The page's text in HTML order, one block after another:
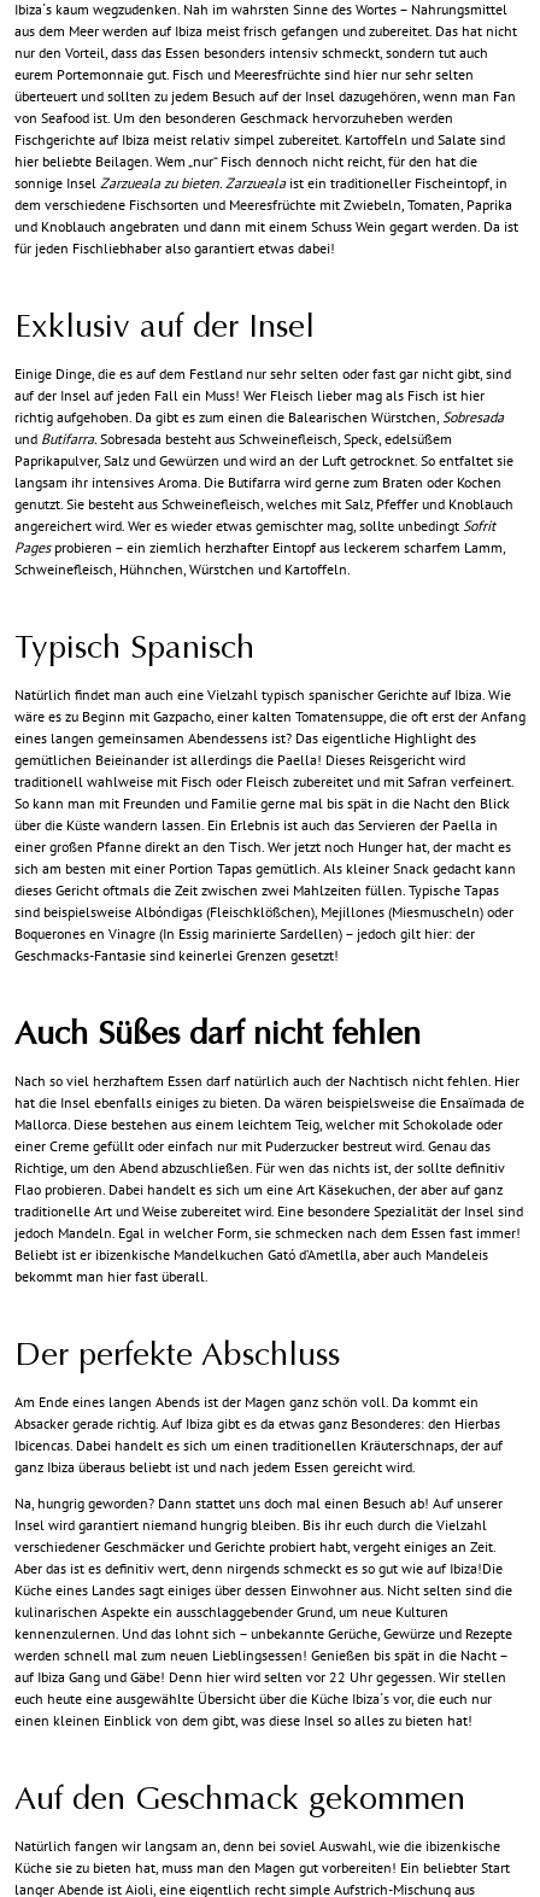
Ibiza´s kaum wegzudenken. Nah im wahrsten Sinne des Wortes – Nahrungsmittel
aus dem Meer werden auf Ibiza meist frisch gefangen und zubereitet. Das hat nicht
nur den Vorteil, dass das Essen besonders intensiv schmeckt, sondern tut auch
eurem Portemonnaie gut. Fisch und Meeresfrüchte sind hier nur sehr selten
überteuert und sollten zu jedem Besuch auf der Insel dazugehören, wenn man Fan
von Seafood ist. Um den besonderen Geschmack hervorzuheben werden
Fischgerichte auf Ibiza meist relativ simpel zubereitet. Kartoffeln und Salate sind
hier beliebte Beilagen. Wem „nur“ Fisch dennoch nicht reicht, für den hat die
sonnige Insel Zarzueala zu bieten. Zarzueala ist ein traditioneller Fischeintopf, in
dem verschiedene Fischsorten und Meeresfrüchte mit Zwiebeln, Tomaten, Paprika
und Knoblauch angebraten und dann mit einem Schuss Wein gegart werden. Da ist
für jeden Fischliebhaber also garantiert etwas dabei!
Exklusiv auf der Insel
Einige Dinge, die es auf dem Festland nur sehr selten oder fast gar nicht gibt, sind
auf der Insel auf jeden Fall ein Muss! Wer Fleisch lieber mag als Fisch ist hier
richtig aufgehoben. Da gibt es zum einen die Balearischen Würstchen, Sobresada
und Butifarra. Sobresada besteht aus Schweinefleisch, Speck, edelsüßem
Paprikapulver, Salz und Gewürzen und wird an der Luft getrocknet. So entfaltet sie
langsam ihr intensives Aroma. Die Butifarra wird gerne zum Braten oder Kochen
genutzt. Sie besteht aus Schweinefleisch, welches mit Salz, Pfeffer und Knoblauch
angereichert wird. Wer es wieder etwas gemischter mag, sollte unbedingt Sofrit
Pages probieren – ein ziemlich herzhafter Eintopf aus leckerem scharfem Lamm,
Schweinefleisch, Hühnchen, Würstchen und Kartoffeln.
Typisch Spanisch
Natürlich findet man auch eine Vielzahl typisch spanischer Gerichte auf Ibiza. Wie
wäre es zu Beginn mit Gazpacho, einer kalten Tomatensuppe, die oft erst der Anfang
eines langen gemeinsamen Abendessens ist? Das eigentliche Highlight des
gemütlichen Beieinander ist allerdings die Paella! Dieses Reisgericht wird
traditionell wahlweise mit Fisch oder Fleisch zubereitet und mit Safran verfeinert.
So kann man mit Freunden und Familie gerne mal bis spät in die Nacht den Blick
über die Küste wandern lassen. Ein Erlebnis ist auch das Servieren der Paella in
einer großen Pfanne direkt an den Tisch. Wer jetzt noch Hunger hat, der macht es
sich am besten mit einer Portion Tapas gemütlich. Als kleiner Snack gedacht kann
dieses Gericht oftmals die Zeit zwischen zwei Mahlzeiten füllen. Typische Tapas
sind beispielsweise Albóndigas (Fleischklößchen), Mejillones (Miesmuscheln) oder
Boquerones en Vinagre (In Essig marinierte Sardellen) – jedoch gilt hier: der
Geschmacks-Fantasie sind keinerlei Grenzen gesetzt!
Auch Süßes darf nicht fehlen
Nach so viel herzhaftem Essen darf natürlich auch der Nachtisch nicht fehlen. Hier
hat die Insel ebenfalls einiges zu bieten. Da wären beispielsweise die Ensaïmada de
Mallorca. Diese bestehen aus einem leichtem Teig, welcher mit Schokolade oder
einer Creme gefüllt oder einfach nur mit Puderzucker bestreut wird. Genau das
Richtige, um den Abend abzuschließen. Für wen das nichts ist, der sollte definitiv
Flao probieren. Dabei handelt es sich um eine Art Käsekuchen, der aber auf ganz
traditionelle Art und Weise zubereitet wird. Eine besondere Spezialität der Insel sind
jedoch Mandeln. Egal in welcher Form, sie schmecken nach dem Essen fast immer!
Beliebt ist er ibizenkische Mandelkuchen Gató d’Ametlla, aber auch Mandeleis
bekommt man hier fast überall.
Der perfekte Abschluss
Am Ende eines langen Abends ist der Magen ganz schön voll. Da kommt ein
Absacker gerade richtig. Auf Ibiza gibt es da etwas ganz Besonderes: den Hierbas
Ibicencas. Dabei handelt es sich um einen traditionellen Kräuterschnaps, der auf
ganz Ibiza überaus beliebt ist und nach jedem Essen gereicht wird.
Na, hungrig geworden? Dann stattet uns doch mal einen Besuch ab! Auf unserer
Insel wird garantiert niemand hungrig bleiben. Bis ihr euch durch die Vielzahl
verschiedener Geschmäcker und Gerichte probiert habt, vergeht einiges an Zeit.
Aber das ist es definitiv wert, denn nirgends schmeckt es so gut wie auf Ibiza!Die
Küche eines Landes sagt einiges über dessen Einwohner aus. Nicht selten sind die
kulinarischen Aspekte ein ausschlaggebender Grund, um neue Kulturen
kennenzulernen. Und das lohnt sich – unbekannte Gerüche, Gewürze und Rezepte
werden schnell mal zum neuen Lieblingsessen! Genießen bis spät in die Nacht –
auf Ibiza Gang und Gäbe! Denn hier wird selten vor 22 Uhr gegessen. Wir stellen
euch heute eine ausgewählte Übersicht über die Küche Ibiza´s vor, die euch nur
einen kleinen Einblick von dem gibt, was diese Insel so alles zu bieten hat!
Auf den Geschmack gekommen
Natürlich fangen wir langsam an, denn bei soviel Auswahl, wie die ibizenkische
Küche sie zu bieten hat, muss man den Magen gut vorbereiten! Ein beliebter Start
langer Abende ist Aioli, eine eigentlich recht simple Aufstrich-Mischung aus